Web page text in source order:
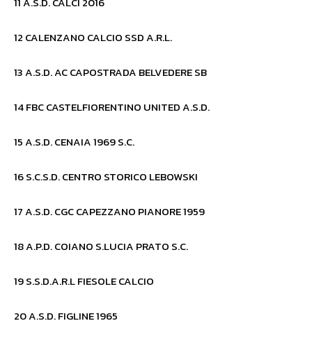
12 CALENZANO CALCIO SSD A.R.L.
13 A.S.D. AC CAPOSTRADA BELVEDERE SB
14 FBC CASTELFIORENTINO UNITED A.S.D.
15 A.S.D. CENAIA 1969 S.C.
16 S.C.S.D. CENTRO STORICO LEBOWSKI
17 A.S.D. CGC CAPEZZANO PIANORE 1959
18 A.P.D. COIANO S.LUCIA PRATO S.C.
19 S.S.D.A.R.L FIESOLE CALCIO
20 A.S.D. FIGLINE 1965